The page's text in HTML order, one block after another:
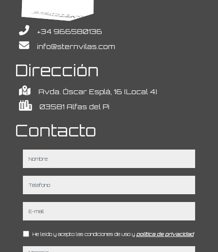
+34 966580136
info@sternvilas.com
Dirección
Avda. Óscar Esplá, 16 (Local 4)
03581 Alfas del Pi
Contacto
He leído y acepto las condiciones de uso y política de privacidad